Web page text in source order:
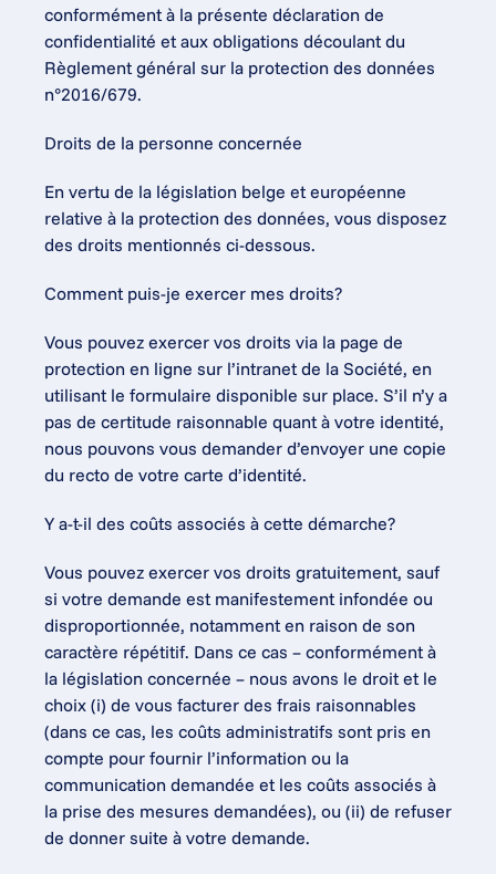
conformément à la présente déclaration de
confidentialité et aux obligations découlant du
Règlement général sur la protection des données
n°2016/679.
Droits de la personne concernée
En vertu de la législation belge et européenne
relative à la protection des données, vous disposez
des droits mentionnés ci-dessous.
Comment puis-je exercer mes droits?
Vous pouvez exercer vos droits via la page de
protection en ligne sur l’intranet de la Société, en
utilisant le formulaire disponible sur place. S’il n’y a
pas de certitude raisonnable quant à votre identité,
nous pouvons vous demander d’envoyer une copie
du recto de votre carte d’identité.
Y a-t-il des coûts associés à cette démarche?
Vous pouvez exercer vos droits gratuitement, sauf
si votre demande est manifestement infondée ou
disproportionnée, notamment en raison de son
caractère répétitif. Dans ce cas – conformément à
la législation concernée – nous avons le droit et le
choix (i) de vous facturer des frais raisonnables
(dans ce cas, les coûts administratifs sont pris en
compte pour fournir l’information ou la
communication demandée et les coûts associés à
la prise des mesures demandées), ou (ii) de refuser
de donner suite à votre demande.